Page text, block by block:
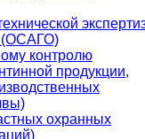
(ОСАГО)
контролю
продукции,
охранных